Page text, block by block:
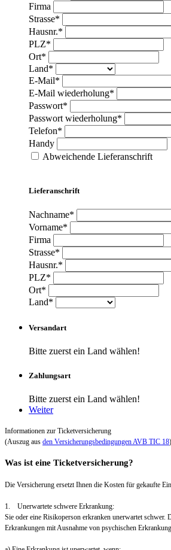
Firma
Strasse*
Hausnr.*
PLZ*
Ort*
Land*
E-Mail*
E-Mail wiederholung*
Passwort*
Passwort wiederholung*
Telefon*
Handy
Abweichende Lieferanschrift
Lieferanschrift
Nachname*
Vorname*
Firma
Strasse*
Hausnr.*
PLZ*
Ort*
Land*
Versandart
Bitte zuerst ein Land wählen!
Zahlungsart
Bitte zuerst ein Land wählen!
Weiter
Informationen zur Ticketversicherung
(Auszug aus den Versicherungsbedingungen AVB TIC 18)
Was ist eine Ticketversicherung?
Die Versicherung ersetzt Ihnen die Kosten für gekaufte
1. Unerwartete schwere Erkrankung:
Sie oder eine Risikoperson erkranken unerwartet
Erkrankungen mit Ausnahme von psychischen